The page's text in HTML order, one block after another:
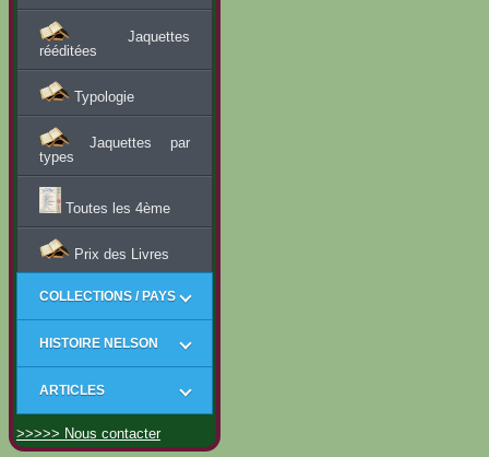
Jaquettes
rééditées
Typologie
Jaquettes par
types
Toutes les 4ème
Prix des Livres
COLLECTIONS / PAYS
HISTOIRE NELSON
ARTICLES
>>>>> Nous contacter